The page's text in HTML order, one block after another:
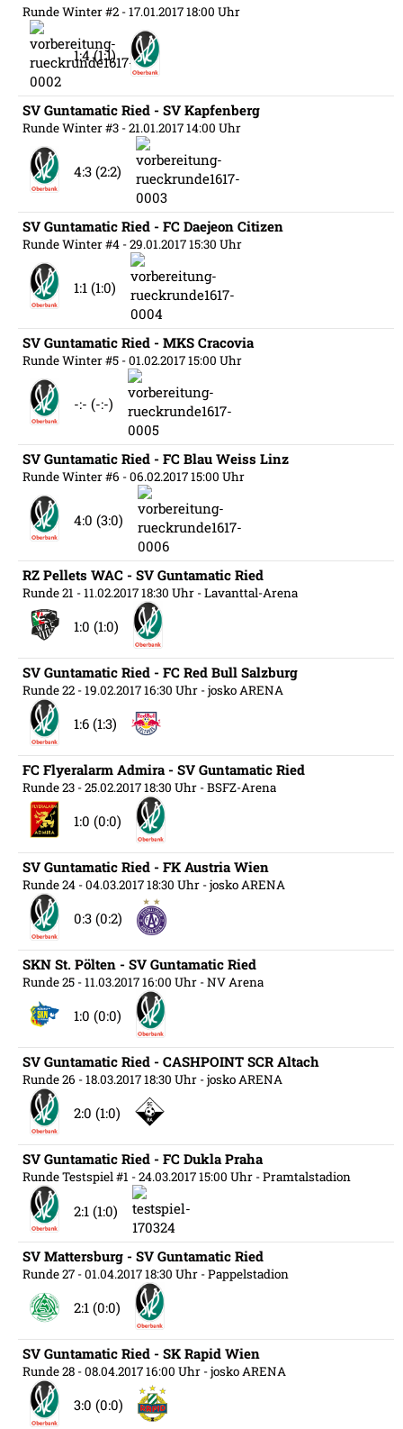
Runde Winter #2 - 17.01.2017 18:00 Uhr
1:4 (1:1)
SV Guntamatic Ried - SV Kapfenberg
Runde Winter #3 - 21.01.2017 14:00 Uhr
4:3 (2:2)
SV Guntamatic Ried - FC Daejeon Citizen
Runde Winter #4 - 29.01.2017 15:30 Uhr
1:1 (1:0)
SV Guntamatic Ried - MKS Cracovia
Runde Winter #5 - 01.02.2017 15:00 Uhr
-:- (-:-)
SV Guntamatic Ried - FC Blau Weiss Linz
Runde Winter #6 - 06.02.2017 15:00 Uhr
4:0 (3:0)
RZ Pellets WAC - SV Guntamatic Ried
Runde 21 - 11.02.2017 18:30 Uhr - Lavanttal-Arena
1:0 (1:0)
SV Guntamatic Ried - FC Red Bull Salzburg
Runde 22 - 19.02.2017 16:30 Uhr - josko ARENA
1:6 (1:3)
FC Flyeralarm Admira - SV Guntamatic Ried
Runde 23 - 25.02.2017 18:30 Uhr - BSFZ-Arena
1:0 (0:0)
SV Guntamatic Ried - FK Austria Wien
Runde 24 - 04.03.2017 18:30 Uhr - josko ARENA
0:3 (0:2)
SKN St. Pölten - SV Guntamatic Ried
Runde 25 - 11.03.2017 16:00 Uhr - NV Arena
1:0 (0:0)
SV Guntamatic Ried - CASHPOINT SCR Altach
Runde 26 - 18.03.2017 18:30 Uhr - josko ARENA
2:0 (1:0)
SV Guntamatic Ried - FC Dukla Praha
Runde Testspiel #1 - 24.03.2017 15:00 Uhr - Pramtalstadion
2:1 (1:0)
SV Mattersburg - SV Guntamatic Ried
Runde 27 - 01.04.2017 18:30 Uhr - Pappelstadion
2:1 (0:0)
SV Guntamatic Ried - SK Rapid Wien
Runde 28 - 08.04.2017 16:00 Uhr - josko ARENA
3:0 (0:0)